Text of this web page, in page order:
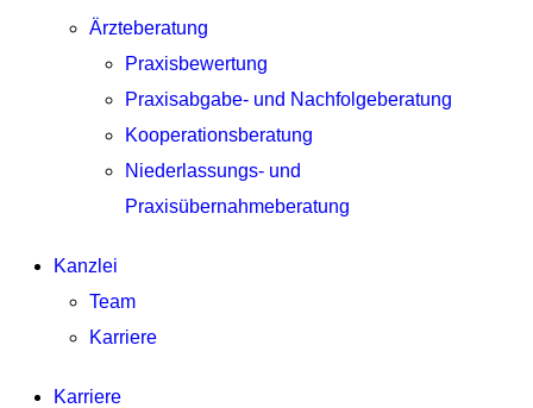
Ärzteberatung
Praxisbewertung
Praxisabgabe- und Nachfolgeberatung
Kooperationsberatung
Niederlassungs- und
Praxisübernahmeberatung
Kanzlei
Team
Karriere
Karriere